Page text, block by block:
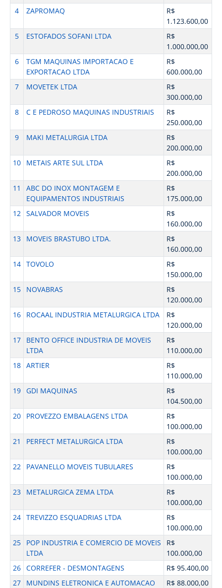
4
ZAPROMAQ
R$
1.123.600,00
5
ESTOFADOS SOFANI LTDA
R$
1.000.000,00
6
TGM MAQUINAS IMPORTACAO E
EXPORTACAO LTDA
R$
600.000,00
7
MOVETEK LTDA
R$
300.000,00
8
C E PEDROSO MAQUINAS INDUSTRIAIS
R$
250.000,00
9
MAKI METALURGIA LTDA
R$
200.000,00
10
METAIS ARTE SUL LTDA
R$
200.000,00
11
ABC DO INOX MONTAGEM E
EQUIPAMENTOS INDUSTRIAIS
R$
175.000,00
12 SALVADOR MOVEIS
R$
160.000,00
13
MOVEIS BRASTUBO LTDA.
R$
160.000,00
14 TOVOLO
R$
150.000,00
15
NOVABRAS
R$
120.000,00
16
ROCAAL INDUSTRIA METALURGICA LTDA
R$
120.000,00
17
BENTO OFFICE INDUSTRIA DE MOVEIS
LTDA
R$
110.000,00
18 ARTIER
R$
110.000,00
19
GDI MAQUINAS
R$
104.500,00
20
PROVEZZO EMBALAGENS LTDA
R$
100.000,00
21
PERFECT METALURGICA LTDA
R$
100.000,00
22
PAVANELLO MOVEIS TUBULARES
R$
100.000,00
23
METALURGICA ZEMA LTDA
R$
100.000,00
24 TREVIZZO ESQUADRIAS LTDA
R$
100.000,00
25
POP INDUSTRIA E COMERCIO DE MOVEIS
LTDA
R$
100.000,00
26 CORREFER - DESMONTAGENS
R$ 95.400,00
27
MUNDINS ELETRONICA E AUTOMACAO
R$ 88.000,00